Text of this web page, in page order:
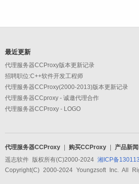
最近更新
代理服务器CCProxy版本更新记录
招聘职位:C++软件开发工程师
代理服务器CCProxy(2000-2013)版本更新记录
代理服务器CCproxy - 诚邀代理合作
代理服务器CCProxy - LOGO
代理服务器CCProxy 购买CCProxy 产品新闻
遥志软件 版权所有(C)2000-2024 湘ICP备
Copyright(C) 2000-2024 Youngzsoft Inc. All